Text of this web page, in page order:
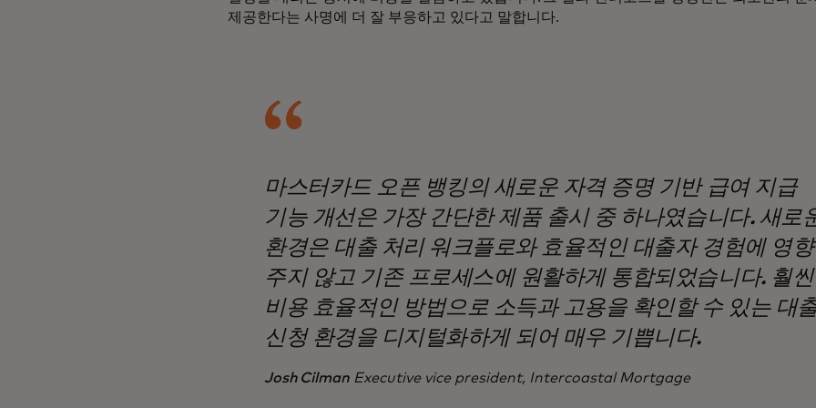
제공한다는 사명에 더 잘 부응하고 있다고 말합니다.
마스터카드 오픈 뱅킹의 새로운 자격 증명 기반 급여 지급
기능 개선은 가장 간단한 제품 출시 중 하나였습니다. 새로
환경은 대출 처리 워크플로와 효율적인 대출자 경험에 영
주지 않고 기존 프로세스에 원활하게 통합되었습니다. 훨
비용 효율적인 방법으로 소득과 고용을 확인할 수 있는 대
신청 환경을 디지털화하게 되어 매우 기쁩니다.
Josh Cilman Executive vice president, Intercoastal Mortgage